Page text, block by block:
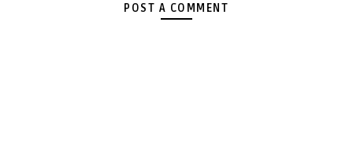
POST A COMMENT